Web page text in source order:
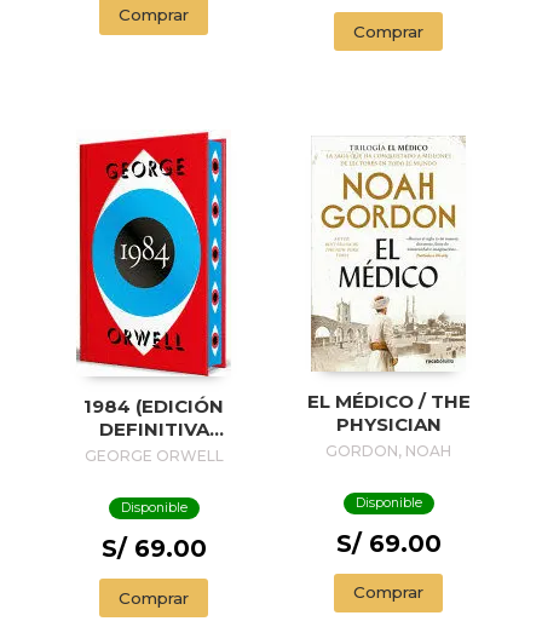
Comprar
Comprar
1984 (EDICIÓN
DEFINITIVA
AVALADA POR THE
(EDICIÓN ESPECIAL
LIMITADA CON
CANTOS
PINTADOS) / 1984
(EDITION
ENDORSED BY THE
GEORGE ORWELL
Disponible
S/ 69.00
Comprar
EL MÉDICO / THE
PHYSICIAN
GORDON, NOAH
Disponible
S/ 69.00
Comprar